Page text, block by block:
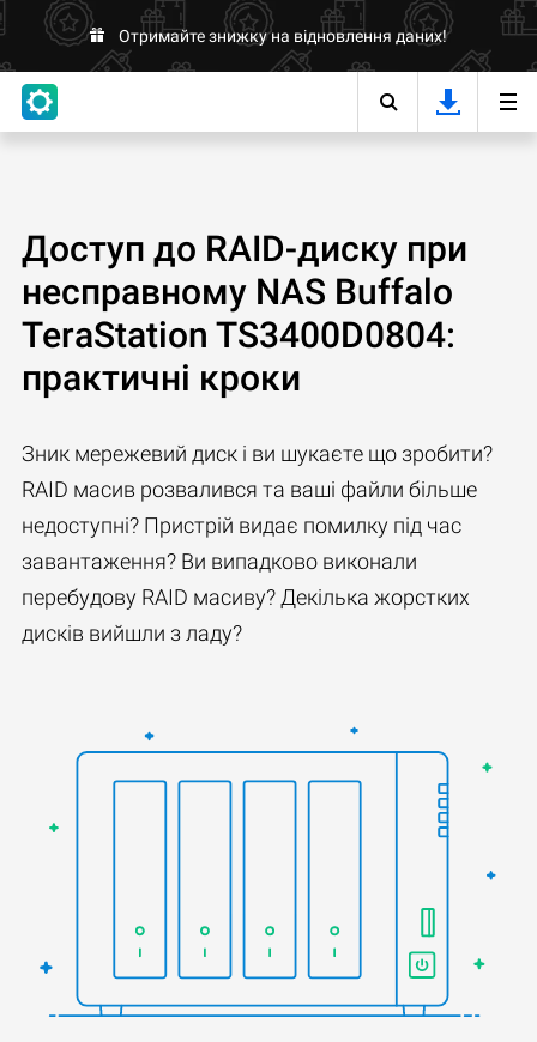
Отримайте знижку на відновлення даних!
Доступ до RAID-диску при
несправному NAS Buffalo
TeraStation TS3400D0804:
практичні кроки
Зник мережевий диск і ви шукаєте що зробити?
RAID масив розвалився та ваші файли більше
недоступні? Пристрій видає помилку під час
завантаження? Ви випадково виконали
перебудову RAID масиву? Декілька жорстких
дисків вийшли з ладу?